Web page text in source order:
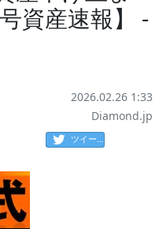
資産速報】 -
2026.02.26 1:33
Diamond.jp
ツイート